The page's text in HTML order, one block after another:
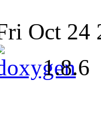
Oct
1.8.6